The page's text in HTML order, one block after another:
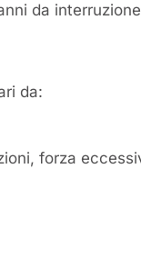
da
da:
forza